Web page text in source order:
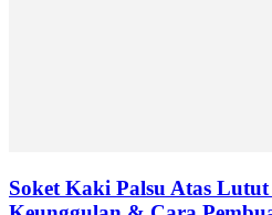
Soket Kaki Palsu Atas